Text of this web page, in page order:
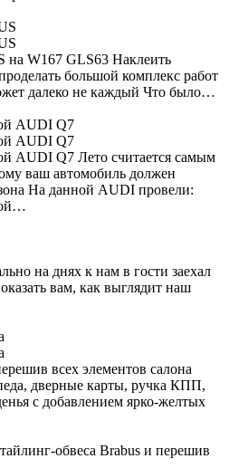
на W167 GLS63 Наклеить
большой комплекс работ
далеко не каждый Что было…
AUDI Q7
AUDI Q7
AUDI Q7 Лето считается самым
ваш автомобиль должен
На данной AUDI провели:
на днях к нам в гости заехал
вам, как выглядит наш
всех элементов салона
дверные карты, ручка КПП,
с добавлением ярко-желтых
обвеса Brabus и перешив